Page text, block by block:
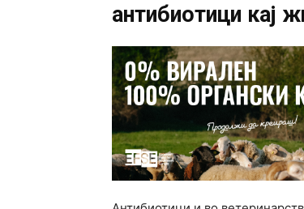
антибиотици кај